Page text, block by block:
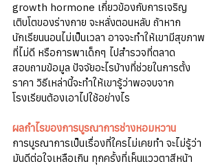
growth hormone เกี่ยวข้องกับการเจริญ
เติบโตของร่างกาย จะหลั่งตอนหลับ ถ้าหาก
นักเรียนนอนไม่เป็นเวลา อาจจะทำให้เขามีสุขภาพ
ที่ไม่ดี หรือการพาเด็กๆ ไปสำรวจที่ตลาด
สอบถามข้อมูล ปัจจัยอะไรบ้างที่ช่วยในการตั้ง
ราคา วิธีเหล่านี้จะทำให้เขารู้ว่าพอจบจาก
โรงเรียนต้องเอาไปใช้อย่างไร
ผลกำไรของการบูรณาการช่างหอมหวาน
การบูรณาการเป็นเรื่องที่ใครไม่เคยทำ จะไม่รู้ว่า
มันดีต่อใจเหลือเกิน ทุกครั้งที่เห็นแววตาสีหน้า